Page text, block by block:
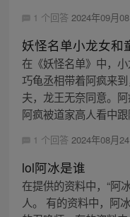
1 个回答 2024年09月
妖怪名单小龙女和
在《妖怪名单》中，
巧龟丞相带着阿疯来
夫，龙王无奈同意。
阿疯被道家高人看中
1 个回答 2024年08月
lol阿冰是谁
在提供的资料中，“阿
人。 有的资料中，阿